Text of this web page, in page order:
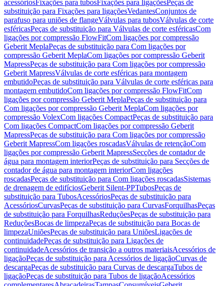
acessóriosFixações para tubosFixações para ligaçõesPeças de
substituição para Fixações para ligaçõesVedantesConjuntos de
parafuso para uniões de flangeVálvulas para tubosVálvulas de corte
esféricasPeças de substituição para Válvulas de corte esféricasCom
ligações por compressão FlowFitCom ligações por compressão
Geberit MeplaPeças de substituição para Com ligações por
compressão Geberit MeplaCom ligações por compressão Geberit
MapressPeças de substituição para Com ligações por compressão
Geberit MapressVálvulas de corte esféricas para montagem
embutidoPeças de substituição para Válvulas de corte esféricas para
montagem embutidoCom ligações por compressão FlowFitCom
ligações por compressão Geberit MeplaPeças de substituição para
Com ligações por compressão Geberit MeplaCom ligações por
compressão VolexCom ligações CompactPeças de substituição para
Com ligações CompactCom ligações por compressão Geberit
MapressPeças de substituição para Com ligações por compressão
Geberit MapressCom ligações roscadasVálvulas de retençãoCom
ligações por compressão Geberit MapressSecções de contador de
água para montagem interiorPeças de substituição para Secções de
contador de água para montagem interiorCom ligações
roscadasPeças de substituição para Com ligações roscadasSistemas
de drenagem de edifíciosGeberit Silent-PPTubosPeças de
substituição para TubosAcessóriosPeças de substituição para
AcessóriosCurvasPeças de substituição para CurvasForquilhasPeças
de substituição para ForquilhasReduçõesPeças de substituição para
ReduçõesBocas de limpezaPeças de substituição para Bocas de
limpezaUniõesPeças de substituição para UniõesLigações de
continuidadePeças de substituição para Ligações de
continuidadeAcessórios de transição a outros materiaisAcessórios de
ligaçãoPeças de substituição para Acessórios de ligaçãoCurvas de
descargaPeças de substituição para Curvas de descargaTubos de
ligaçãoPeças de substituição para Tubos de ligaçãoAcessórios